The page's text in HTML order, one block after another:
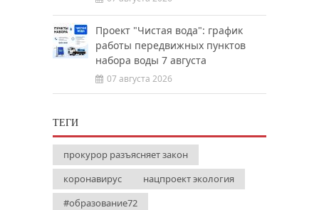
Проект "Чистая вода": график
работы передвижных пунктов
набора воды 7 августа
07 августа 2026
ТЕГИ
прокурор разъясняет закон
коронавирус
нацпроект экология
#образование72